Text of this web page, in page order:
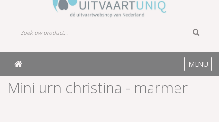
MENU
Mini urn christina - marmer